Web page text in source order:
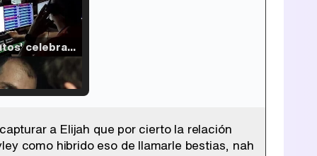
'120 Minutos' celebra sus 2.000 programas en Telemadrid con un vídeo del día a día en la redacción
Tráiler de '33 días', la nueva serie de Atresplayer con Julián Villagrán y José Manuel Poga
a Elijah que por cierto la relación
como hibrido eso de llamarle bestias, nah